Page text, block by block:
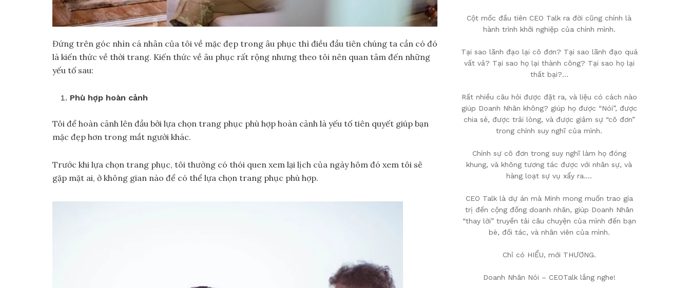
Đứng trên góc nhìn cá nhân của tôi về mặc đẹp trong âu phục thì điều đầu tiên chúng ta cần có đó
là kiến thức về thời trang. Kiến thức về âu phục rất rộng nhưng theo tôi nên quan tâm đến những
yếu tố sau:
Phù hợp hoàn cảnh
Tôi để hoàn cảnh lên đầu bởi lựa chọn trang phục phù hợp hoàn cảnh là yếu tố tiên quyết giúp bạn
mặc đẹp hơn trong mắt người khác.
Trước khi lựa chọn trang phục, tôi thường có thói quen xem lại lịch của ngày hôm đó xem tôi sẽ
gặp mặt ai, ở không gian nào để có thể lựa chọn trang phục phù hợp.
Cột mốc đầu tiên CEO Talk ra đời cũng chính là
hành trình khởi nghiệp của chính mình.
Tại sao lãnh đạo lại cô đơn? Tại sao lãnh đạo quá
vất vả? Tại sao họ lại thành công? Tại sao họ lại
thất bại?…
Rất nhiều câu hỏi được đặt ra, và liệu có cách nào
giúp Doanh Nhân không? giúp họ được “Nói”, được
chia sẻ, được trải lòng, và được giảm sự “cô đơn”
trong chính suy nghĩ của mình.
Chính sự cô đơn trong suy nghĩ làm họ đóng
khung, và không tương tác được với nhân sự, và
hàng loạt sự vụ xẩy ra….
CEO Talk là dự án mà Minh mong muốn trao gía
trị đến cộng đồng doanh nhân, giúp Doanh Nhân
“thay lời” truyền tải câu chuyện của mình đến bạn
bè, đối tác, và nhân viên của mình.
Chỉ có HIỂU, mới THƯƠNG.
Doanh Nhân Nói – CEOTalk lắng nghe!